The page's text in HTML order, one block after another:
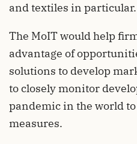
and textiles in particular.
The MoIT would help
advantage of
solutions to develop
to closely monitor
pandemic in the world
measures.